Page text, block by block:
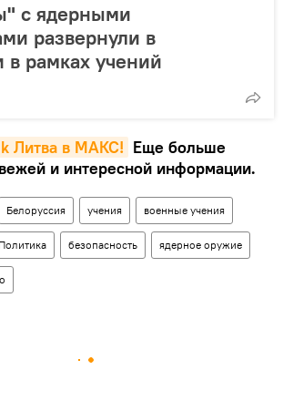
с ядерными
развернули в
в рамках учений
Литва в MAКС! Еще больше
и интересной информации.
Белоруссия учения военные учения
Политика безопасность ядерное оружие